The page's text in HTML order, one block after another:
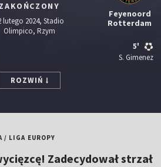
ZAKOŃCZONY
lutego 2024, Stadio
Olimpico, Rzym
Feyenoord
Rotterdam
5'
S. Gimenez
ROZWIŃ
/ LIGA EUROPY
Zadecydował strzał